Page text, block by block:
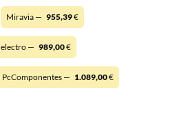
Miravia — 955,39€
— 989,00€
PcComponentes — 1.089,00€